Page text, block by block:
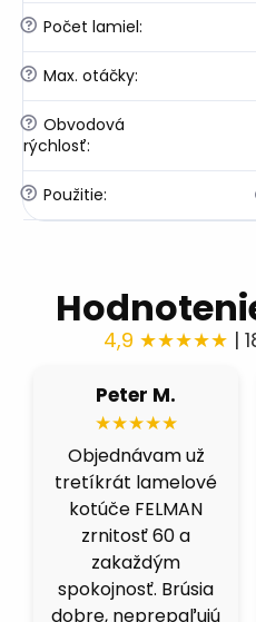
? Počet lamiel:
? Max. otáčky:
? Obvodová
rýchlosť:
? Použitie:
4,9 ★★★★★ |
Róbert H.
★★★★★
Fíbre 80 nás
celkom prekvapili.
Brúsime čiernu
ocel a berú fest
dobre, nepália a
nenechávajú
stopu. Čoskoro